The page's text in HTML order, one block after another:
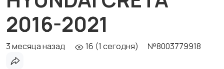
2016-2021
3 месяца назад 16 (1 сегодня) №8003779918